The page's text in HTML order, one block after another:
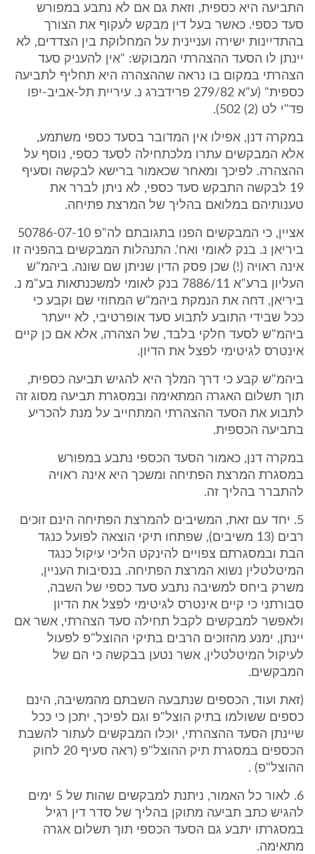
התביעה היא כספית, וזאת גם אם לא נתבע במפורש
סעד כספי. כאשר בעל דין מבקש לעקוף את הצורך
בהתדיינות ישירה ועניינית על המחלוקת בין הצדדים, לא
יינתן לו הסעד ההצהרתי המבוקש: "אין להעניק סעד
הצהרתי במקום בו נראה שההצהרה היא תחליף לתביעה
כספית" (ע"א 279/82 פרידברג נ. עיריית תל-אביב-יפו
פד"י לט (2) 502).
במקרה דנן, אפילו אין המדובר בסעד כספי משתמע,
אלא המבקשים עתרו מלכתחילה לסעד כספי, נוסף על
ההצהרה. לפיכך ומאחר שכאמור ברישא לבקשה וסעיף
19 לבקשה התבקש סעד כספי, לא ניתן לברר את
טענותיהם במלואם בהליך של המרצת פתיחה.
אציין, כי המבקשים הפנו בתגובתם לה"פ 50786-07-10
ביריאן נ. בנק לאומי ואח'. התנהלות המבקשים בהפניה זו
אינה ראויה (!) שכן פסק הדין שניתן שם שונה. ביהמ"ש
העליון ברע"א 7886/11 בנק לאומי למשכנתאות בע"מ נ.
ביריאן, דחה את הנמקת ביהמ"ש המחוזי שם וקבע כי
ככל שבידי התובע לתבוע סעד אופרטיבי, לא ייעתר
ביהמ"ש לסעד חלקי בלבד, של הצהרה, אלא אם כן קיים
אינטרס לגיטימי לפצל את הדיון.
ביהמ"ש קבע כי דרך המלך היא להגיש תביעה כספית,
תוך תשלום האגרה המתאימה ובמסגרת תביעה מסוג זה
לתבוע את הסעד ההצהרתי המתחייב על מנת להכריע
בתביעה הכספית.
במקרה דנן, כאמור הסעד הכספי נתבע במפורש
במסגרת המרצת הפתיחה ומשכך היא אינה ראויה
להתברר בהליך זה.
5. יחד עם זאת, המשיבים להמרצת הפתיחה הינם זוכים
רבים (13 משיבים), שפתחו תיקי הוצאה לפועל כנגד
הבת ובמסגרתם צפויים להינקט הליכי עיקול כנגד
המיטלטלין נשוא המרצת הפתיחה. בנסיבות העניין,
משרק ביחס למשיבה נתבע סעד כספי של השבה,
סבורתני כי קיים אינטרס לגיטימי לפצל את הדיון
ולאפשר למבקשים לקבל תחילה סעד הצהרתי, אשר אם
יינתן, ימנע מהזוכים הרבים בתיקי ההוצל"פ לפעול
לעיקול המיטלטלין, אשר נטען בבקשה כי הם של
המבקשים.
(זאת ועוד, הכספים שנתבעה השבתם מהמשיבה, הינם
כספים ששולמו בתיק הוצל"פ וגם לפיכך, יתכן כי ככל
שיינתן הסעד ההצהרתי, יוכלו המבקשים לעתור להשבת
הכספים במסגרת תיק ההוצל"פ (ראה סעיף 20 לחוק
ההוצל"פ) .
6. לאור כל האמור, ניתנת למבקשים שהות של 5 ימים
להגיש כתב תביעה מתוקן בהליך של סדר דין רגיל
במסגרתו יתבע גם הסעד הכספי תוך תשלום אגרה
מתאימה.